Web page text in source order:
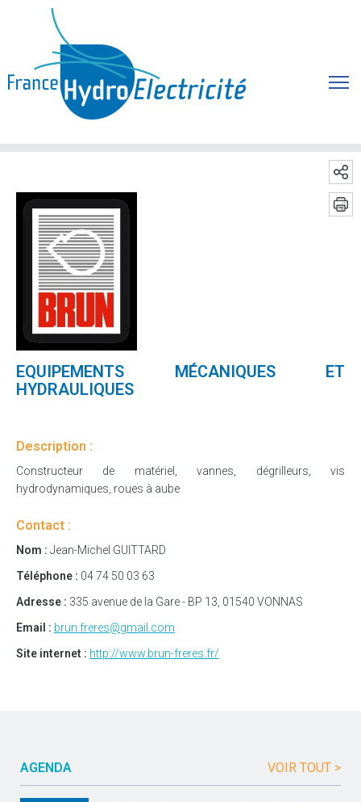
EQUIPEMENTS MÉCANIQUES ET
HYDRAULIQUES
Description :
Constructeur de matériel, vannes, dégrilleurs, vis
hydrodynamiques, roues à aube
Contact :
Nom : Jean-Michel GUITTARD
Téléphone : 04 74 50 03 63
Adresse : 335 avenue de la Gare - BP 13, 01540 VONNAS
Email : brun.freres@gmail.com
Site internet : http://www.brun-freres.fr/
AGENDA VOIR TOUT >